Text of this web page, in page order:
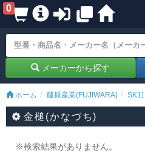
0
メーカーから探す
ホーム 藤原産業(FUJIWARA) SK11
金槌(かなづち)
※検索結果がありません。